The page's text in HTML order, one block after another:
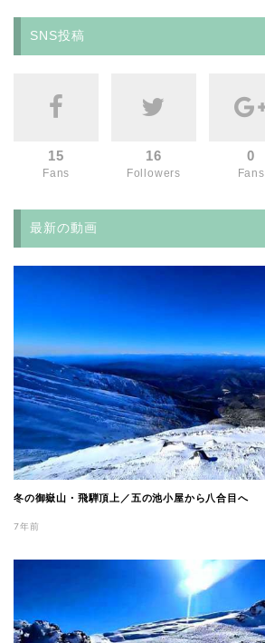
SNS投稿
15
Fans
16
Followers
0
Fans
最新の動画
冬の御嶽山・飛騨頂上／五の池小屋から八合目へ
7年前